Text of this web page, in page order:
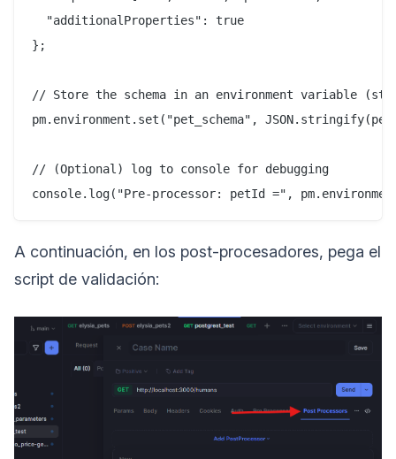
  "additionalProperties": true
};
// Store the schema in an environment variable
pm.environment.set("pet_schema",
// (Optional) log to console for debugging
A continuación, en los post-procesadores, pega el
script de validación: